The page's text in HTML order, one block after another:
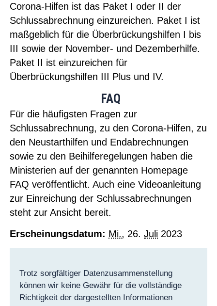
Corona-Hilfen ist das Paket I oder II der
Schlussabrechnung einzureichen. Paket I ist
maßgeblich für die Überbrückungshilfen I bis
III sowie der November- und Dezemberhilfe.
Paket II ist einzureichen für
Überbrückungshilfen III Plus und IV.
FAQ
Für die häufigsten Fragen zur
Schlussabrechnung, zu den Corona-Hilfen, zu
den Neustarthilfen und Endabrechnungen
sowie zu den Beihilferegelungen haben die
Ministerien auf der genannten Homepage
FAQ veröffentlicht. Auch eine Videoanleitung
zur Einreichung der Schlussabrechnungen
steht zur Ansicht bereit.
Erscheinungsdatum: Mi., 26. Juli 2023
Trotz sorgfältiger Datenzusammenstellung
können wir keine Gewähr für die vollständige
Richtigkeit der dargestellten Informationen